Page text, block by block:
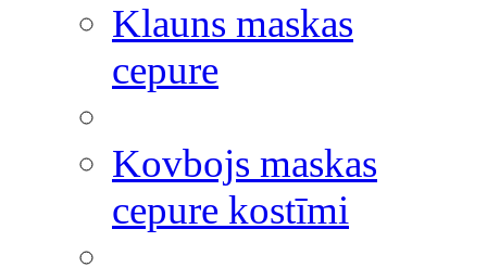
Klauns maskas
cepure
Kovbojs maskas
cepure kostīmi